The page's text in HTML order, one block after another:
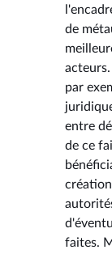
de
par
entre
de ce
faites.